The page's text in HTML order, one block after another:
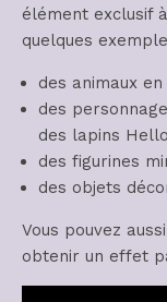
élément exclusif
quelques
des animaux
des
des lapins
des figurines
des objets
Vous pouvez
obtenir un effet